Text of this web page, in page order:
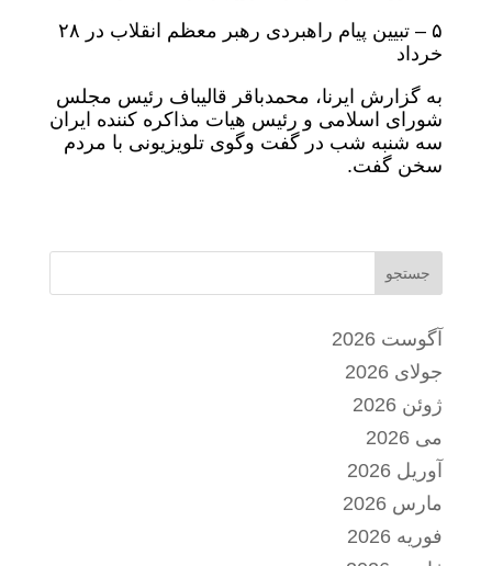
۵ – تبیین پیام راهبردی رهبر معظم انقلاب در ۲۸
خرداد
به گزارش ایرنا، محمدباقر قالیباف رئیس مجلس
شورای اسلامی و رئیس هیات مذاکره کننده ایران
سه شنبه شب در گفت وگوی تلویزیونی با مردم
سخن گفت.
جستجو
آگوست 2026
جولای 2026
ژوئن 2026
می 2026
آوریل 2026
مارس 2026
فوریه 2026